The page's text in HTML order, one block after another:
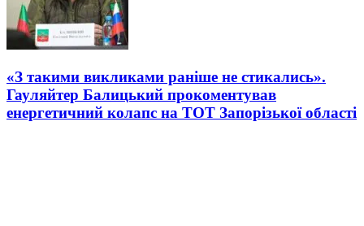
«З такими викликами раніше не стикались».
Гауляйтер Балицький прокоментував
енергетичний колапс на ТОТ Запорізької області